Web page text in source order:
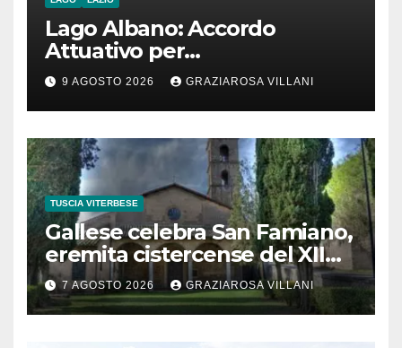
Lago Albano: Accordo
Attuativo per
l’interconnessione
acquedottistica da 29,5
milioni di euro
9 AGOSTO 2026 GRAZIAROSA VILLANI
TUSCIA VITERBESE
Gallese celebra San Famiano,
eremita cistercense del XII
secolo
7 AGOSTO 2026 GRAZIAROSA VILLANI